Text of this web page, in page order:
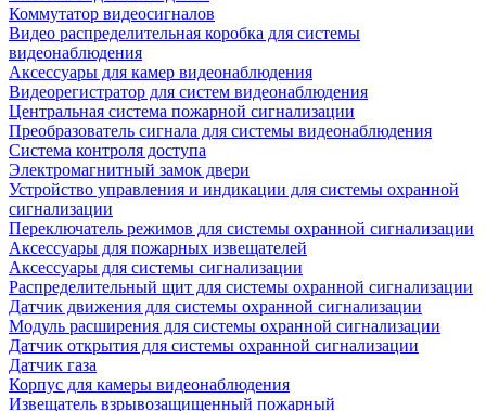
Коммутатор видеосигналов
Видео распределительная коробка для системы
видеонаблюдения
Аксессуары для камер видеонаблюдения
Видеорегистратор для систем видеонаблюдения
Центральная система пожарной сигнализации
Преобразователь сигнала для системы видеонаблюдения
Система контроля доступа
Электромагнитный замок двери
Устройство управления и индикации для системы охранной
сигнализации
Переключатель режимов для системы охранной сигнализации
Аксессуары для пожарных извещателей
Аксессуары для системы сигнализации
Распределительный щит для системы охранной сигнализации
Датчик движения для системы охранной сигнализации
Модуль расширения для системы охранной сигнализации
Датчик открытия для системы охранной сигнализации
Датчик газа
Корпус для камеры видеонаблюдения
Извещатель взрывозащищенный пожарный